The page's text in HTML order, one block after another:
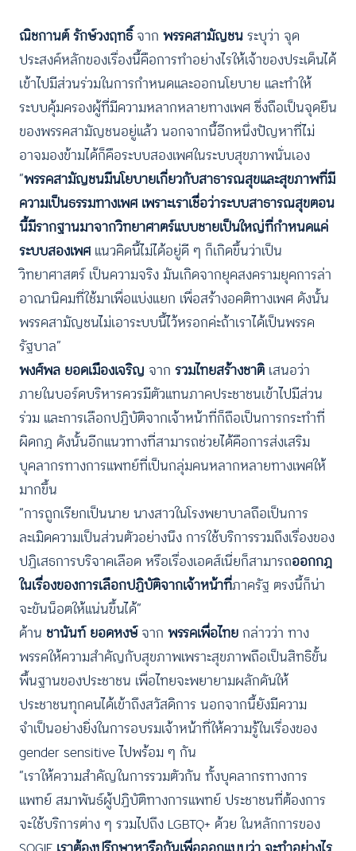
ณิชกานต์ รักษ์วงฤทธิ์จาก พรรคสามัญชนระบุว่า จุด
ประสงค์หลักของเรื่องนี้คือการทำอย่างไรให้เจ้าของประเด็นได้
เข้าไปมีส่วนร่วมในการกำหนดและออกนโยบาย และทำให้
ระบบคุ้มครองผู้ที่มีความหลากหลายทางเพศ ซึ่งถือเป็นจุดยืน
ของพรรคสามัญชนอยู่แล้ว นอกจากนี้อีกหนึ่งปัญหาที่ไม่
อาจมองข้ามได้ก็คือระบบสองเพศในระบบสุขภาพนั่นเอง
“พรรคสามัญชนมีนโยบายเกี่ยวกับสาธารณสุขและสุขภาพที่มี
ความเป็นธรรมทางเพศ เพราะเราเชื่อว่าระบบสาธารณสุขตอน
นี้มีรากฐานมาจากวิทยาศาตร์แบบชายเป็นใหญ่ที่กำหนดแค่
ระบบสองเพศแนวคิดนี้ไม่ได้อยู่ดี ๆ ก็เกิดขึ้นว่าเป็น
วิทยาศาสตร์ เป็นความจริง มันเกิดจากยุคสงครามยุคการล่า
อาณานิคมที่ใช้มาเพื่อแบ่งแยก เพื่อสร้างอคติทางเพศ ดังนั้น
พรรคสามัญชนไม่เอาระบบนี้ไว้หรอกค่ะถ้าเราได้เป็นพรรค
รัฐบาล”
พงศ์พล ยอดเมืองเจริญ จาก รวมไทยสร้างชาติ เสนอว่า
ภายในบอร์ดบริหารควรมีตัวแทนภาคประชาชนเข้าไปมีส่วน
ร่วม และการเลือกปฏิบัติจากเจ้าหน้าที่ก็ถือเป็นการกระทำที่
ผิดกฎ ดังนั้นอีกแนวทางที่สามารถช่วยได้คือการส่งเสริม
บุคลากรทางการแพทย์ที่เป็นกลุ่มคนหลากหลายทางเพศให้
มากขึ้น
“การถูกเรียกเป็นนาย นางสาวในโรงพยาบาลถือเป็นการ
ละเมิดความเป็นส่วนตัวอย่างนึง การใช้บริการรวมถึงเรื่องของ
ปฏิเสธการบริจาคเลือด หรือเรื่องเอดส์เนี่ยก็สามารถออกกฎ
ในเรื่องของการเลือกปฏิบัติจากเจ้าหน้าที่ภาครัฐ ตรงนี้ก็น่า
จะขันน็อตให้แน่นขึ้นได้”
ด้าน ชานันท์ ยอดหงษ์จาก พรรคเพื่อไทยกล่าวว่า ทาง
พรรคให้ความสำคัญกับสุขภาพเพราะสุขภาพถือเป็นสิทธิขั้น
พื้นฐานของประชาชน เพื่อไทยจะพยายามผลักดันให้
ประชาชนทุกคนได้เข้าถึงสวัสดิการ นอกจากนี้ยังมีความ
จำเป็นอย่างยิ่งในการอบรมเจ้าหน้าที่ให้ความรู้ในเรื่องของ
gender sensitive ไปพร้อม ๆ กัน
“เราให้ความสำคัญในการรวมตัวกัน ทั้งบุคลากรทางการ
แพทย์ สมาพันธ์ผู้ปฏิบัติทางการแพทย์ ประชาชนที่ต้องการ
จะใช้บริการต่าง ๆ รวมไปถึง LGBTQ+ ด้วย ในหลักการของ